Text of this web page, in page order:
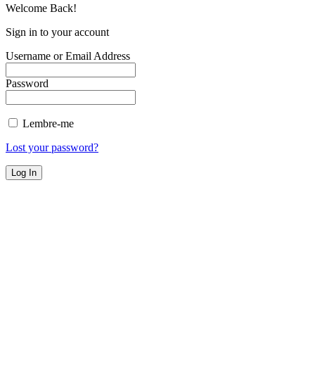
Welcome Back!
Sign in to your account
Username or Email Address
Password
Lembre-me
Lost your password?